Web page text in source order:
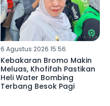
6 Agustus 2026 15:56
Kebakaran Bromo Makin
Meluas, Khofifah Pastikan
Heli Water Bombing
Terbang Besok Pagi